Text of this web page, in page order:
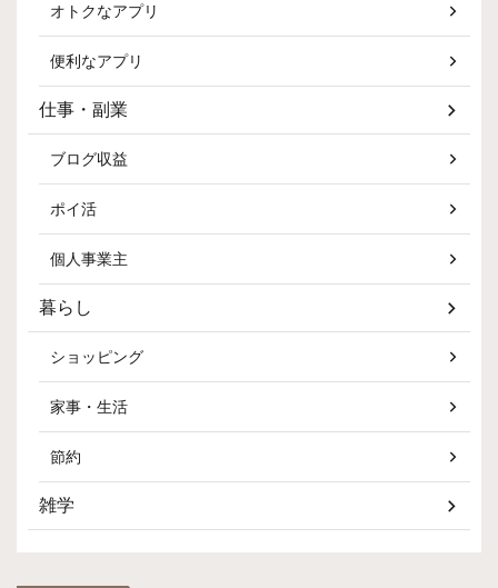
オトクなアプリ
便利なアプリ
仕事・副業
ブログ収益
ポイ活
個人事業主
暮らし
ショッピング
家事・生活
節約
雑学